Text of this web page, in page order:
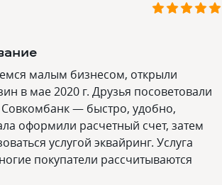
малым бизнесом, открыли
в мае 2020 г. Друзья посоветовали
Совкомбанк — быстро, удобно,
оформили расчетный счет, затем
услугой эквайринг. Услуга
покупатели рассчитываются